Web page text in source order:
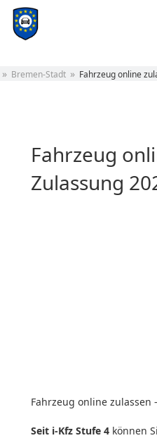
Bremen-Stadt Fahrzeug online
Fahrzeug
Zulassung
Fahrzeug online zulassen
Seit i-Kfz Stufe 4 können